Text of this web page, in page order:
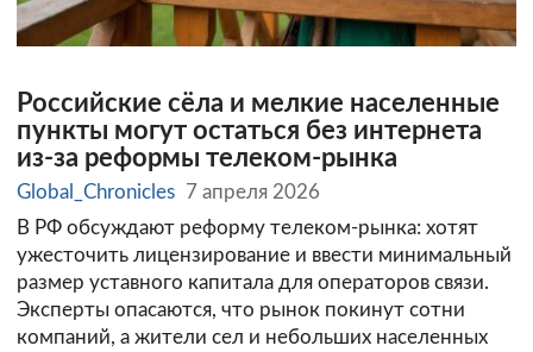
Российские сёла и мелкие населенные
пункты могут остаться без интернета
из-за реформы телеком-рынка
Global_Chronicles 7 апреля 2026
В РФ обсуждают реформу телеком-рынка: хотят
ужесточить лицензирование и ввести минимальный
размер уставного капитала для операторов связи.
Эксперты опасаются, что рынок покинут сотни
компаний, а жители сел и небольших населенных